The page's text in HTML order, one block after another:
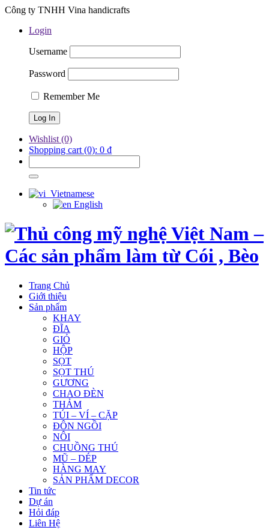
Công ty TNHH Vina handicrafts
Login
Username
Password
Remember Me
Wishlist (0)
Shopping cart (0): 0 ₫
Vietnamese
English
Trang Chủ
Giới thiệu
Sản phẩm
KHAY
ĐĨA
GIỎ
HỘP
SỌT
SỌT THÚ
GƯƠNG
CHAO ĐÈN
THẢM
TÚI – VÍ – CẶP
ĐÔN NGỒI
NÔI
CHUỒNG THÚ
MŨ – DÉP
HÀNG MAY
SẢN PHẨM DECOR
Tin tức
Dự án
Hỏi đáp
Liên Hệ